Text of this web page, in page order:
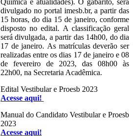
divulgado no portal imesb.br, a partir das
15 horas, do dia 15 de janeiro, conforme
disposto no edital. A classificação geral
será divulgada, a partir das 14h00, do dia
17 de janeiro. As matrículas deverão ser
realizadas entre os dias 17 de janeiro e 08
de fevereiro de 2023, das 08h00 às
22h00, na Secretaria Acadêmica.
Edital Vestibular e Proesb 2023
Acesse aqui!
Manual do Candidato Vestibular e Proesb
2023
Acesse aqui!